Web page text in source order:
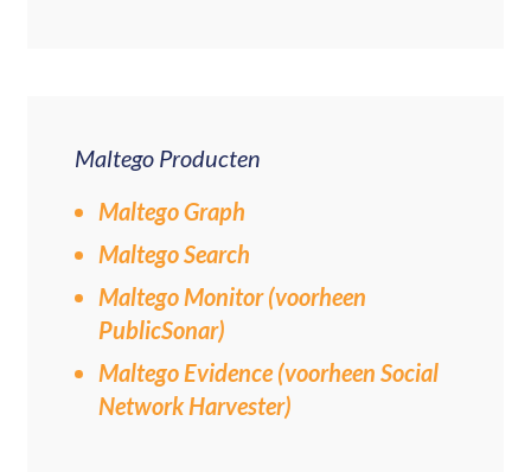
Maltego Producten
Maltego Graph
Maltego Search
Maltego Monitor (voorheen
PublicSonar)
Maltego Evidence (voorheen Social
Network Harvester)